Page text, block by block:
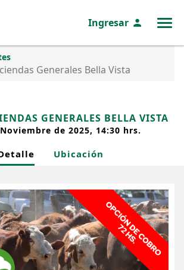
Ingresar
Generales Bella Vista
GENERALES BELLA VISTA
de 2025, 14:30 hrs.
Ubicación